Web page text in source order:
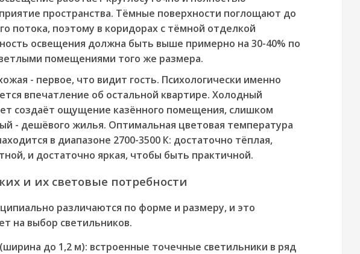
пространства. Тёмные поверхности поглощают до
потока, поэтому в коридорах с тёмной отделкой
освещения должна быть выше примерно на 30-40% по
помещениями того же размера.
- первое, что видит гость. Психологически именно
впечатление об остальной квартире. Холодный
создаёт ощущение казённого помещения, слишком
- дешёвого жилья. Оптимальная цветовая температура
в диапазоне 2700-3500 К: достаточно тёплая,
и достаточно яркая, чтобы быть практичной.
и их световые потребности
различаются по форме и размеру, и это
на выбор светильников.
до 1,2 м): встроенные точечные светильники в ряд